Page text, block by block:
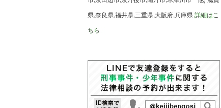
県,奈良県,福井県,三重県,大阪府,兵庫県 詳細はこ
ちら